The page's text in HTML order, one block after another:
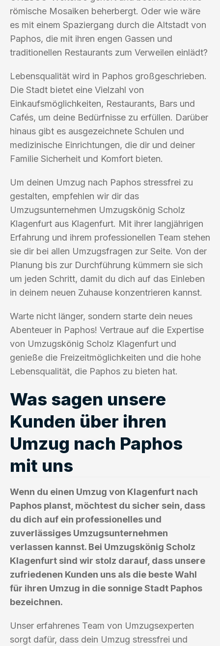
römische Mosaiken beherbergt. Oder wie wäre
es mit einem Spaziergang durch die Altstadt von
Paphos, die mit ihren engen Gassen und
traditionellen Restaurants zum Verweilen einlädt?
Lebensqualität wird in Paphos großgeschrieben.
Die Stadt bietet eine Vielzahl von
Einkaufsmöglichkeiten, Restaurants, Bars und
Cafés, um deine Bedürfnisse zu erfüllen. Darüber
hinaus gibt es ausgezeichnete Schulen und
medizinische Einrichtungen, die dir und deiner
Familie Sicherheit und Komfort bieten.
Um deinen Umzug nach Paphos stressfrei zu
gestalten, empfehlen wir dir das
Umzugsunternehmen Umzugskönig Scholz
Klagenfurt aus Klagenfurt. Mit ihrer langjährigen
Erfahrung und ihrem professionellen Team stehen
sie dir bei allen Umzugsfragen zur Seite. Von der
Planung bis zur Durchführung kümmern sie sich
um jeden Schritt, damit du dich auf das Einleben
in deinem neuen Zuhause konzentrieren kannst.
Warte nicht länger, sondern starte dein neues
Abenteuer in Paphos! Vertraue auf die Expertise
von Umzugskönig Scholz Klagenfurt und
genieße die Freizeitmöglichkeiten und die hohe
Lebensqualität, die Paphos zu bieten hat.
Was sagen unsere
Kunden über ihren
Umzug nach Paphos
mit uns
Wenn du einen Umzug von Klagenfurt nach
Paphos planst, möchtest du sicher sein, dass
du dich auf ein professionelles und
zuverlässiges Umzugsunternehmen
verlassen kannst. Bei Umzugskönig Scholz
Klagenfurt sind wir stolz darauf, dass unsere
zufriedenen Kunden uns als die beste Wahl
für ihren Umzug in die sonnige Stadt Paphos
bezeichnen.
Unser erfahrenes Team von Umzugsexperten
sorgt dafür, dass dein Umzug stressfrei und